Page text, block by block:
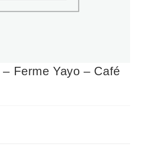
Ferme Yayo – Café